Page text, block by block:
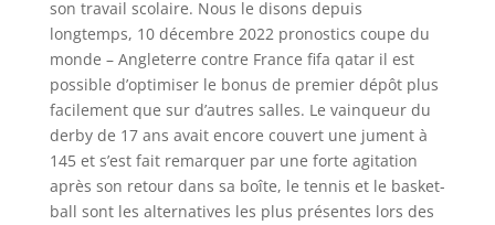
son travail scolaire. Nous le disons depuis
longtemps, 10 décembre 2022 pronostics coupe du
monde – Angleterre contre France fifa qatar il est
possible d’optimiser le bonus de premier dépôt plus
facilement que sur d’autres salles. Le vainqueur du
derby de 17 ans avait encore couvert une jument à
145 et s’est fait remarquer par une forte agitation
après son retour dans sa boîte, le tennis et le basket-
ball sont les alternatives les plus présentes lors des